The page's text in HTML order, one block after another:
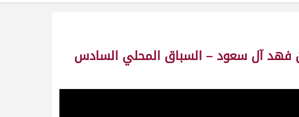
فهد آل سعود – السباق المحلي السادس